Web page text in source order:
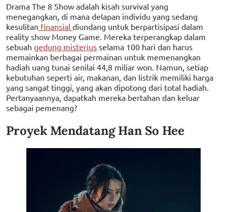
Drama The 8 Show adalah kisah survival yang
menegangkan, di mana delapan individu yang sedang
kesulitan finansial diundang untuk berpartisipasi dalam
reality show Money Game. Mereka terperangkap dalam
sebuah gedung misterius selama 100 hari dan harus
memainkan berbagai permainan untuk memenangkan
hadiah uang tunai senilai 44,8 miliar won. Namun, setiap
kebutuhan seperti air, makanan, dan listrik memiliki harga
yang sangat tinggi, yang akan dipotong dari total hadiah.
Pertanyaannya, dapatkah mereka bertahan dan keluar
sebagai pemenang?
Proyek Mendatang Han So Hee